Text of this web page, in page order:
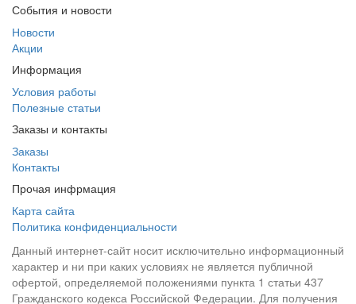
События и новости
Новости
Акции
Информация
Условия работы
Полезные статьи
Заказы и контакты
Заказы
Контакты
Прочая инфрмация
Карта сайта
Политика конфиденциальности
Данный интернет-сайт носит исключительно информационный
характер и ни при каких условиях не является публичной
офертой, определяемой положениями пункта 1 статьи 437
Гражданского кодекса Российской Федерации. Для получения